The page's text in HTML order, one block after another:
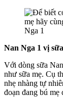
Nan Nga 1 vị
Với dòng sữa
như sữa mẹ. Cụ
nhẹ nhàng tự
đoạn đang bú mẹ